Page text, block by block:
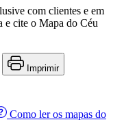
com clientes e em
e cite o Mapa do Céu
Imprimir
Como ler os mapas do